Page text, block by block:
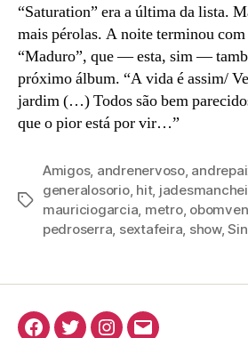
“Saturation” era a última da lista.
mais pérolas. A noite terminou
“Maduro”, que — esta, sim —
próximo álbum. “A vida é assim/
jardim (…) Todos são bem
que o pior está por vir…”
Tags
Amigos, andrenervoso,
generalosorio, hit,
mauriciogarcia metro,
pedroserra sextafeira show,